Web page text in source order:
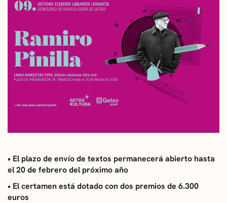
BIBLIOTECAS
ESCUELA DE MÚSICA
CONVOCATORIAS
ASOCIACIONES CULTURALES
• El plazo de envío de textos permanecerá abierto hasta
el 20 de febrero del próximo año
• El certamen está dotado con dos premios de 6.300
euros